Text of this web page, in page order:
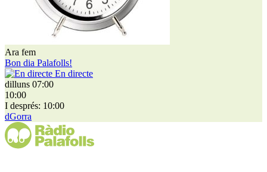
Ara fem
Bon dia Palafolls!
En directe
dilluns 07:00
10:00
I després: 10:00
dGorra